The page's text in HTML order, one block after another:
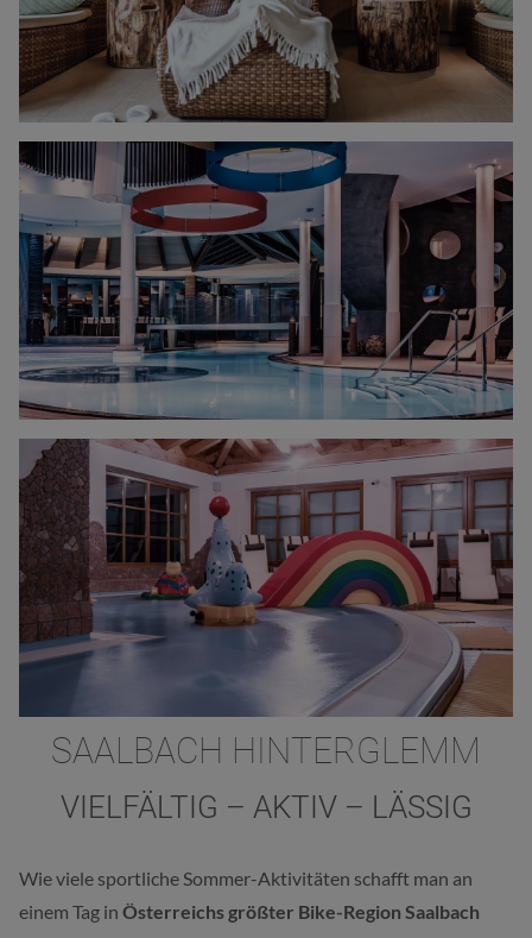
SAALBACH HINTERGLEMM
VIELFÄLTIG – AKTIV – LÄSSIG
Wie viele sportliche Sommer-Aktivitäten schafft man an
einem Tag in Österreichs größter Bike-Region Saalbach